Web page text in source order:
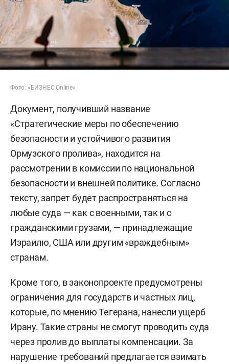
Фото: «БИЗНЕС Online»
Документ, получивший название
«Стратегические меры по обеспечению
безопасности и устойчивого развития
Ормузского пролива», находится на
рассмотрении в комиссии по национальной
безопасности и внешней политике. Согласно
тексту, запрет будет распространяться на
любые суда — как с военными, так и с
гражданскими грузами, — принадлежащие
Израилю, США или другим «враждебным»
странам.
Кроме того, в законопроекте предусмотрены
ограничения для государств и частных лиц,
которые, по мнению Тегерана, нанесли ущерб
Ирану. Такие страны не смогут проводить суда
через пролив до выплаты компенсации. За
нарушение требований предлагается взимать